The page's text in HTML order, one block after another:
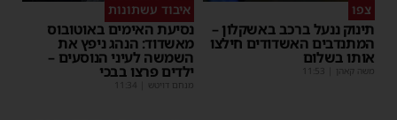
צפו
תינוק ננעל ברכב באשקלון –
המתנדבים האשדודים חילצו
אותו בשלום
משה קאהן 11:53
איבוד עשתונות
נסיעת האימים באוטובוס
מאשדוד: הנהג ניפץ את
השמשה לעיני הנוסעים –
ילדים פרצו בבכי
מנחם דויטש 11:34